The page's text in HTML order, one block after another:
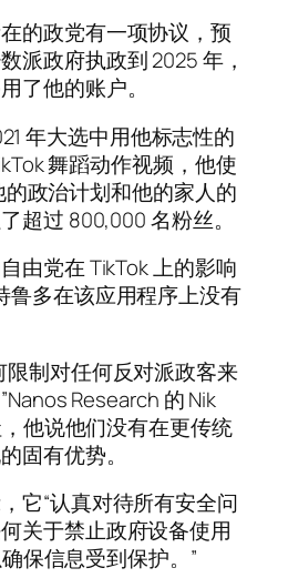
的政党有一项协议，预
派政府执政到 2025 年，
了他的账户。
年大选中用他标志性的
舞蹈动作视频，他使
的政治计划和他的家人的
超过 800,000 名粉丝。
由党在 TikTok 上的影响
多在该应用程序上没有
限制对任何反对派政客来
Research 的 Nik
他说他们没有在更传统
固有优势。
它“认真对待所有安全问
关于禁止政府设备使用
保信息受到保护。”